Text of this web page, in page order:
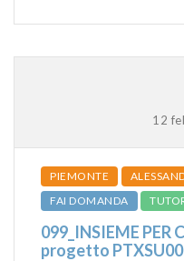
12
PIEMONTE
FAI DOMANDA
099_INSIEME PER
progetto